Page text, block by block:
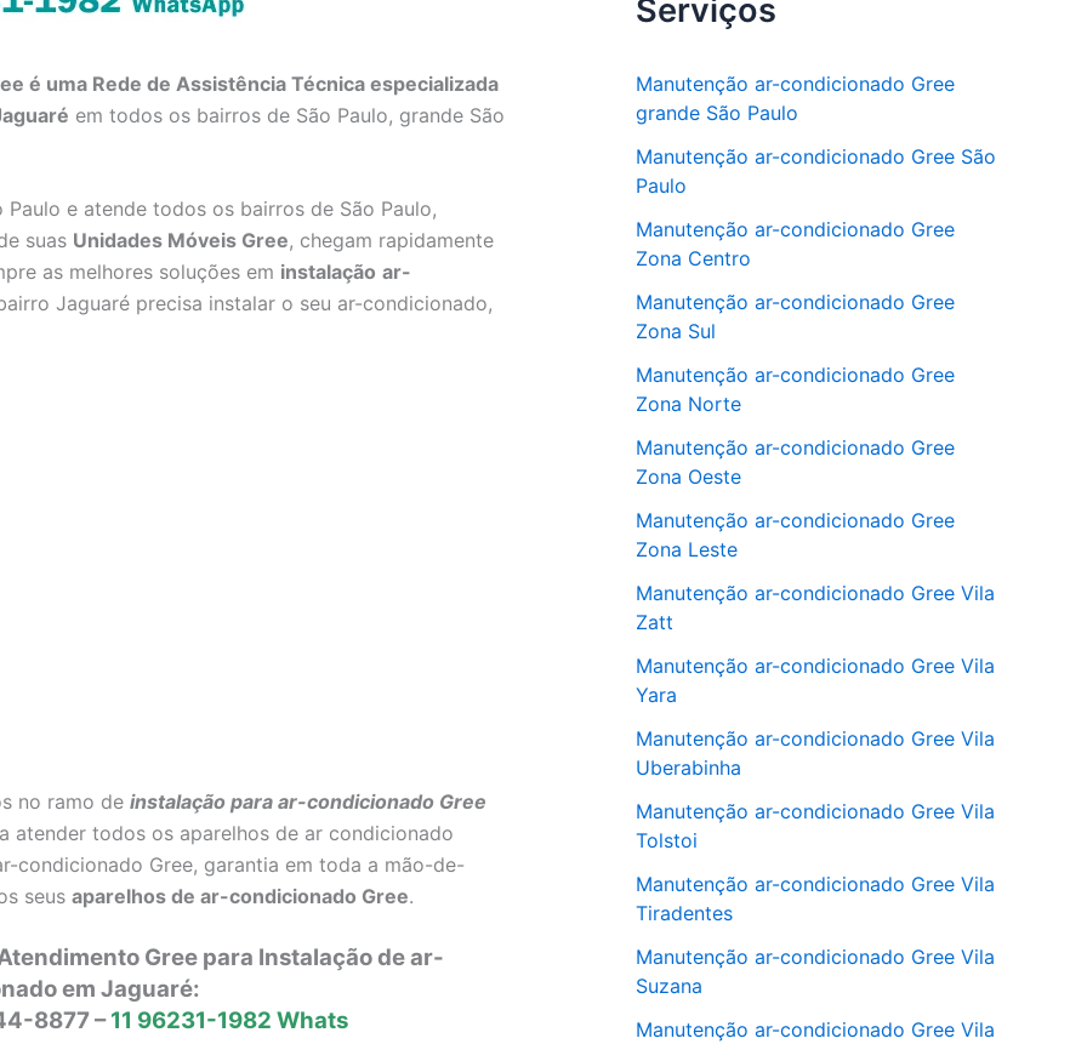
é uma Rede de Assistência Técnica especializada
em todos os bairros de São Paulo, grande São
Paulo e atende todos os bairros de São Paulo,
suas Unidades Móveis Gree, chegam rapidamente
as melhores soluções em instalação ar-
Jaguaré precisa instalar o seu ar-condicionado,
no ramo de instalação para ar-condicionado Gree
atender todos os aparelhos de ar condicionado
condicionado Gree, garantia em toda a mão-de-
seus aparelhos de ar-condicionado Gree.
Gree para Instalação de ar-
em Jaguaré:
8877 –11 96231-1982 Whats
Serviços
Manutenção ar-condicionado Gree
grande São Paulo
Manutenção ar-condicionado Gree São
Paulo
Manutenção ar-condicionado Gree
Zona Centro
Manutenção ar-condicionado Gree
Zona Sul
Manutenção ar-condicionado Gree
Zona Norte
Manutenção ar-condicionado Gree
Zona Oeste
Manutenção ar-condicionado Gree
Zona Leste
Manutenção ar-condicionado Gree Vila
Zatt
Manutenção ar-condicionado Gree Vila
Yara
Manutenção ar-condicionado Gree Vila
Uberabinha
Manutenção ar-condicionado Gree Vila
Tolstoi
Manutenção ar-condicionado Gree Vila
Tiradentes
Manutenção ar-condicionado Gree Vila
Suzana
Manutenção ar-condicionado Gree Vila